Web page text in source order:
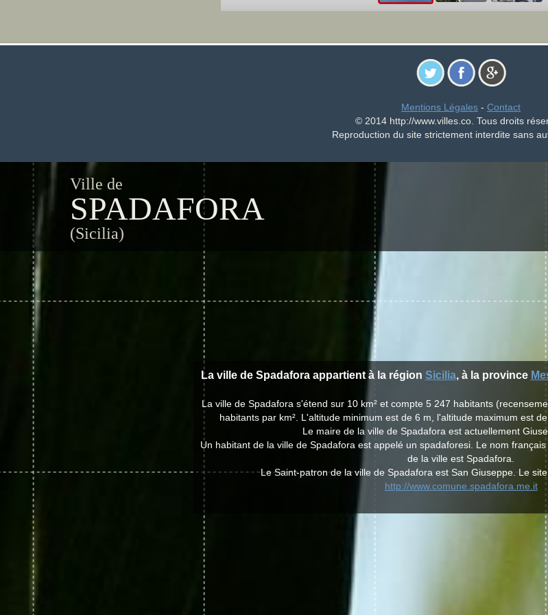
Mentions Légales - Contact
© 2014 http://www.villes.co. Tous droits
Reproduction du site strictement interdite sans
Ville de
SPADAFORA
(Sicilia)
La ville de Spadafora appartient à la région Sicilia, à la province
La ville de Spadafora s'étend sur 10 km² et compte 5 247 habitants
habitants par km². L'altitude minimum est de 6 m, l'altitude maximum est
Le maire de la ville de Spadafora est actuellement
Un habitant de la ville de Spadafora est appelé un spadaforesi. Le nom
de la ville est Spadafora.
Le Saint-patron de la ville de Spadafora est San Giuseppe. Le
http://www.comune.spadafora.me.it